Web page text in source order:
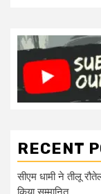
RECENT
सीएम धामी ने तीलू